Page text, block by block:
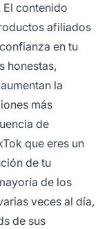
contenido
afiliados
en tu
honestas,
la
más
de
que eres un
de tu
de los
veces al día,
de sus